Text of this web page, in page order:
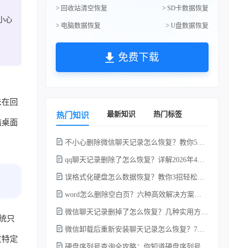
心
回
面
只
定
> 回收站清空恢复 > SD卡数据恢复
> 电脑数据恢复 > U盘数据恢复
免费下载
热门知识 最新知识 热门标签
不小心删除微信聊天记录怎么恢复？教你5种简单找回的方法！
qq聊天记录删除了怎么恢复？详解2026年4种常用有效的方法（支持.db数据库提取）
误格式化硬盘怎么数据恢复？教你3招轻松恢复！
word怎么删除空白页？六种高效解决方案（2026年最新实操指南）！
微信聊天记录删掉了怎么恢复？几种实用方法详解！
微信卸载后重新安装聊天记录怎么恢复？7种实测有效的恢复方案详解！